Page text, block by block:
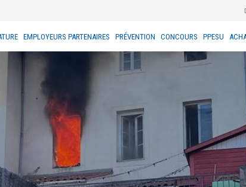
EMPLOYEURS PARTENAIRES PRÉVENTION CONCOURS PPESU